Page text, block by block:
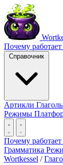
Почему работает
Справочник
Артикли
Режимы
Почему работает
Грамматика
Wortkessel /